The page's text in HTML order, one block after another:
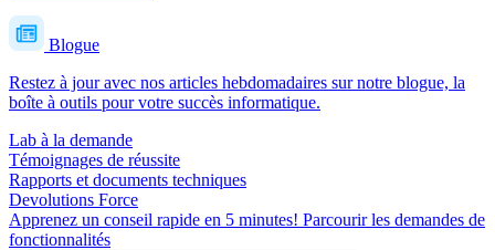
Blogue
Restez à jour avec nos articles hebdomadaires sur notre blogue, la
boîte à outils pour votre succès informatique.
Lab à la demande
Témoignages de réussite
Rapports et documents techniques
Devolutions Force
Apprenez un conseil rapide en 5 minutes! Parcourir les demandes de
fonctionnalités